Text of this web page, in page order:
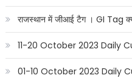
राजस्थान में जीआई टैग । GI Tag
11-20 October 2023 Daily
01-10 October 2023 Daily